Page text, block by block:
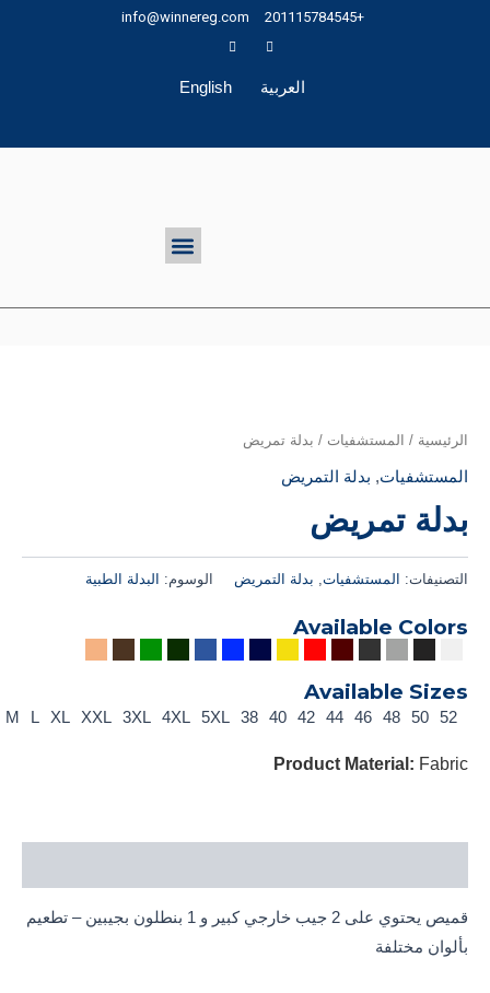
info@winnereg.com
العربية English
Menu
الرئيسية/المستشفيات/ بدلة تمريض
المستشفيات,بدلة التمريض
بدلة تمريض
التصنيفات:المستشفيات,بدلة التمريض الوسوم:البدلة الطبية
Available Colors
Available Sizes
S M L XL XXL 3XL 4XL 5XL 38 40 42 44 46 48 50 52
Product Material:Fabric
قميص يحتوي على 2 جيب خارجي كبير و 1 بنطلون بجيبين – تطعيم
بألوان مختلفة